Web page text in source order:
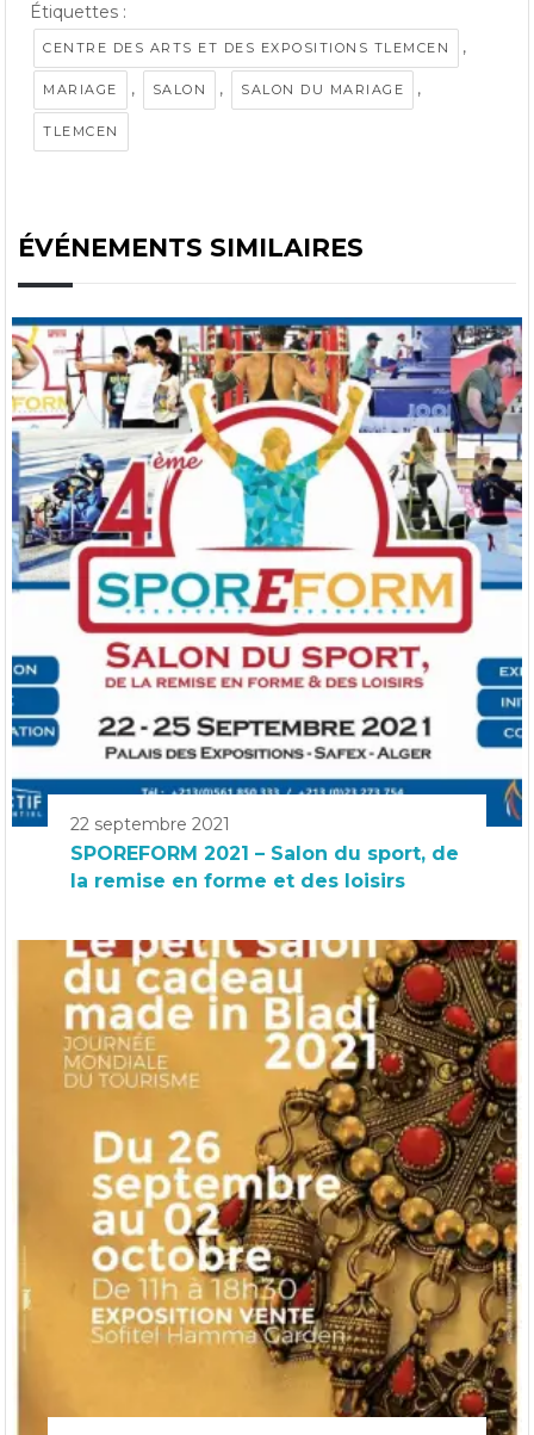
Étiquettes :
CENTRE DES ARTS ET DES EXPOSITIONS TLEMCEN ,
MARIAGE , SALON , SALON DU MARIAGE ,
TLEMCEN
ÉVÉNEMENTS SIMILAIRES
22 septembre 2021
SPOREFORM 2021 – Salon du sport, de
la remise en forme et des loisirs